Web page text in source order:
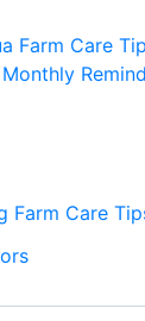
Farm Care
Monthly
Farm Care